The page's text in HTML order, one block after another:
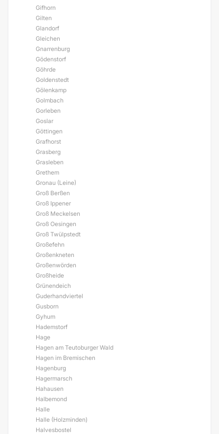
Gifhorn
Gilten
Glandorf
Gleichen
Gnarrenburg
Gödenstorf
Göhrde
Goldenstedt
Gölenkamp
Golmbach
Gorleben
Goslar
Göttingen
Grafhorst
Grasberg
Grasleben
Grethem
Gronau (Leine)
Groß Berßen
Groß Ippener
Groß Meckelsen
Groß Oesingen
Groß Twülpstedt
Großefehn
Großenkneten
Großenwörden
Großheide
Grünendeich
Guderhandviertel
Gusborn
Gyhum
Hademstorf
Hage
Hagen am Teutoburger Wald
Hagen im Bremischen
Hagenburg
Hagermarsch
Hahausen
Halbemond
Halle
Halle (Holzminden)
Halvesbostel